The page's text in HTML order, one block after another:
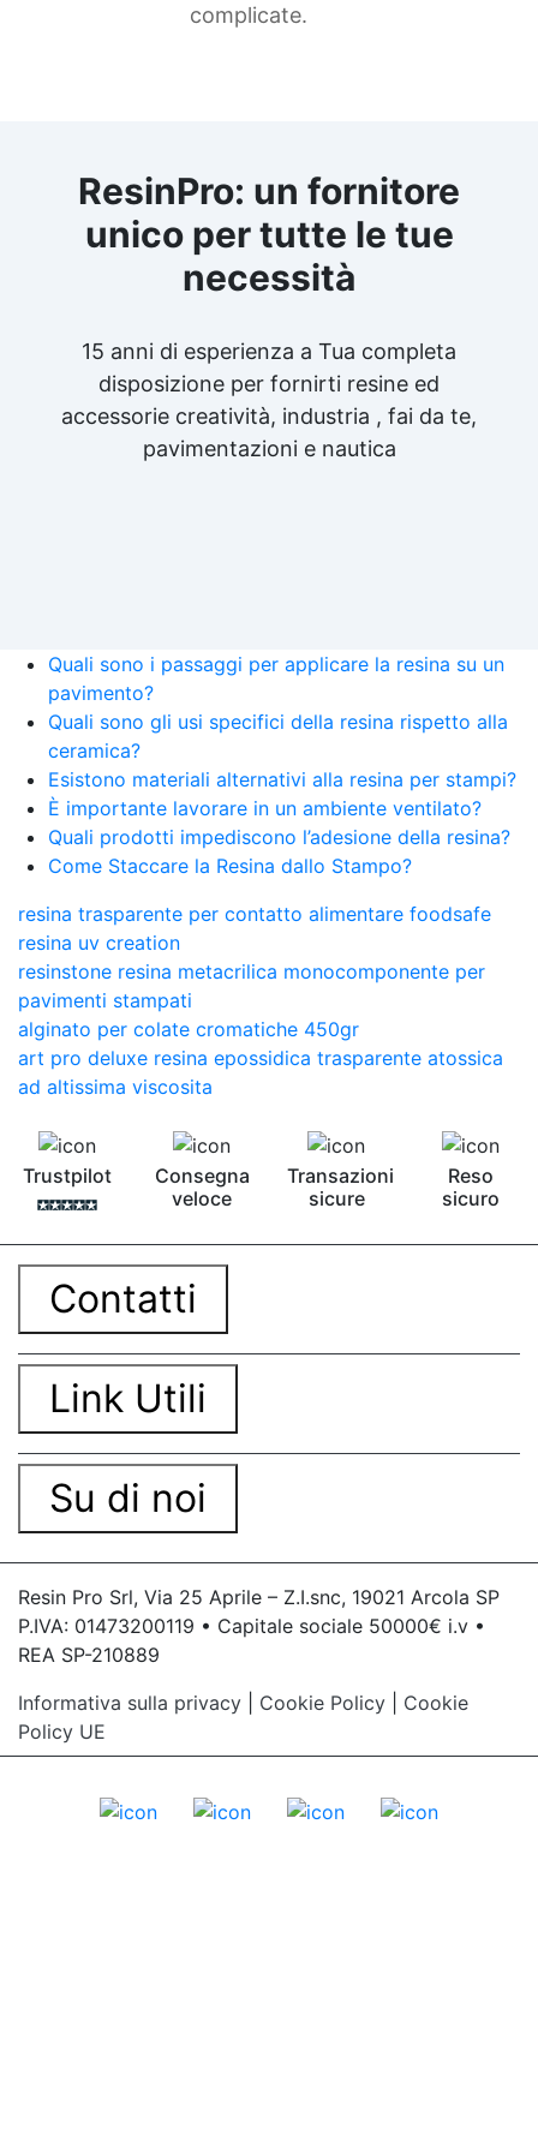
complicate.
ResinPro: un fornitore
unico per tutte le tue
necessità
15 anni di esperienza a Tua completa
disposizione per fornirti resine ed
accessorie creatività, industria , fai da te,
pavimentazioni e nautica
Quali sono i passaggi per applicare la resina su un
pavimento?
Quali sono gli usi specifici della resina rispetto alla
ceramica?
Esistono materiali alternativi alla resina per stampi?
È importante lavorare in un ambiente ventilato?
Quali prodotti impediscono l’adesione della resina?
Come Staccare la Resina dallo Stampo?
resina trasparente per contatto alimentare foodsafe
resina uv creation
resinstone resina metacrilica monocomponente per
pavimenti stampati
alginato per colate cromatiche 450gr
art pro deluxe resina epossidica trasparente atossica
ad altissima viscosita
Trustpilot
Consegna
veloce
Transazioni
sicure
Reso
sicuro
Contatti
Link Utili
Su di noi
Resin Pro Srl, Via 25 Aprile – Z.I.snc, 19021 Arcola SP
P.IVA: 01473200119 • Capitale sociale 50000€ i.v •
REA SP-210889
Informativa sulla privacy
Cookie Policy
Cookie
Policy UE